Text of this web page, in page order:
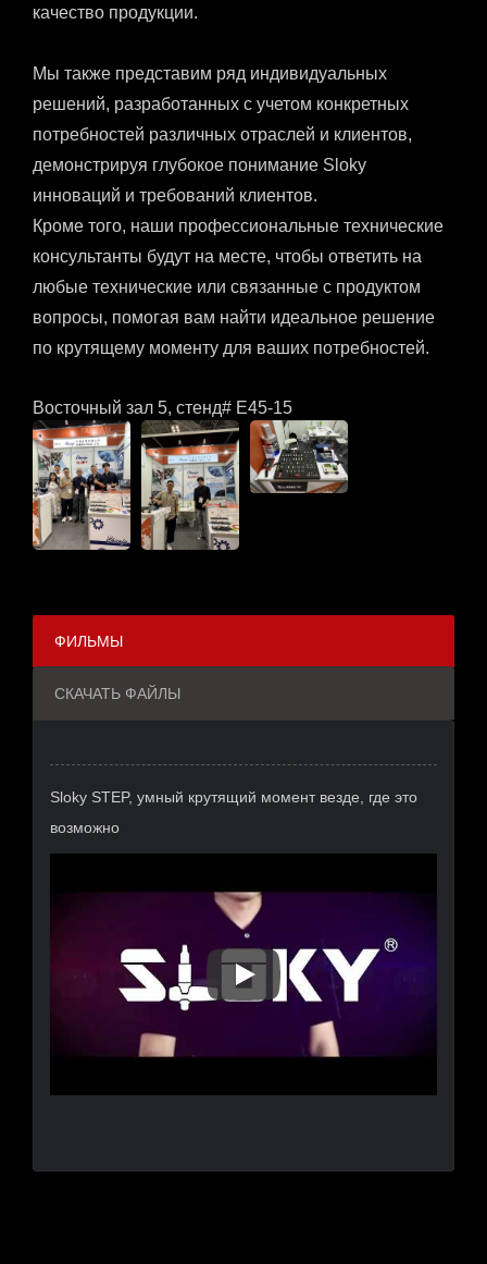
качество продукции.
Мы также представим ряд индивидуальных
решений, разработанных с учетом конкретных
потребностей различных отраслей и клиентов,
демонстрируя глубокое понимание Sloky
инноваций и требований клиентов.
Кроме того, наши профессиональные технические
консультанты будут на месте, чтобы ответить на
любые технические или связанные с продуктом
вопросы, помогая вам найти идеальное решение
по крутящему моменту для ваших потребностей.
Восточный зал 5, стенд# E45-15
ФИЛЬМЫ
СКАЧАТЬ ФАЙЛЫ
Sloky STEP, умный крутящий момент везде, где это
возможно
Sloky STEP, Умный